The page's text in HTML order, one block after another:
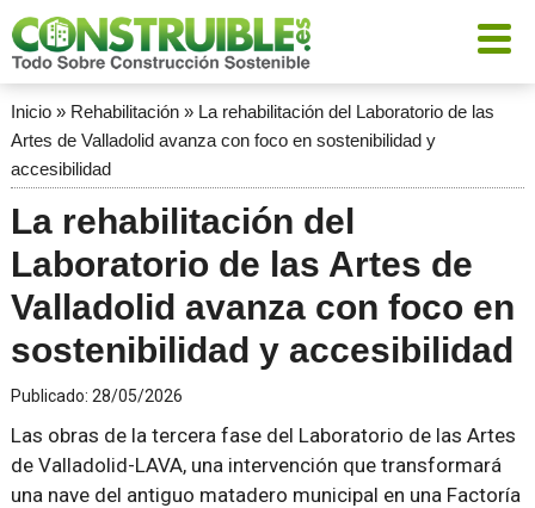
Inicio» Rehabilitación» La rehabilitación del Laboratorio de las
Artes de Valladolid avanza con foco en sostenibilidad y
accesibilidad
La rehabilitación del
Laboratorio de las Artes de
Valladolid avanza con foco en
sostenibilidad y accesibilidad
Publicado: 28/05/2026
Las obras de la tercera fase del Laboratorio de las Artes
de Valladolid-LAVA, una intervención que transformará
una nave del antiguo matadero municipal en una Factoría